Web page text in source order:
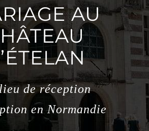
AU
de réception
en Normandie